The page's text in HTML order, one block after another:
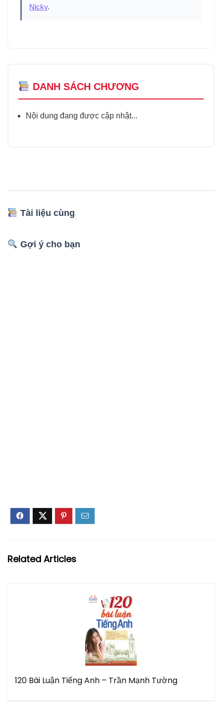
Nicky.
DANH SÁCH CHƯƠNG
Nội dung đang được cập nhật...
Tài liệu cùng
Gợi ý cho bạn
Related Articles
120 Bài Luận Tiếng Anh – Trần Mạnh Tường